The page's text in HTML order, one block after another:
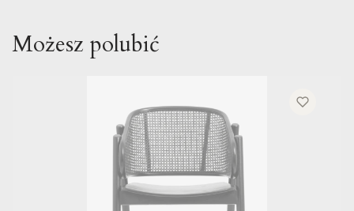
Możesz polubić